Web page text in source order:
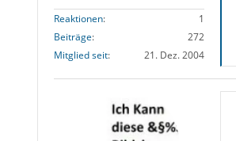
Reaktionen
1
Beiträge
272
Mitglied seit
21. Dez. 2004